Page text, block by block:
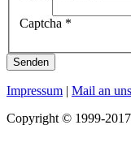
Captcha *
Senden
Impressum
Mail an uns
Copyright © 1999-